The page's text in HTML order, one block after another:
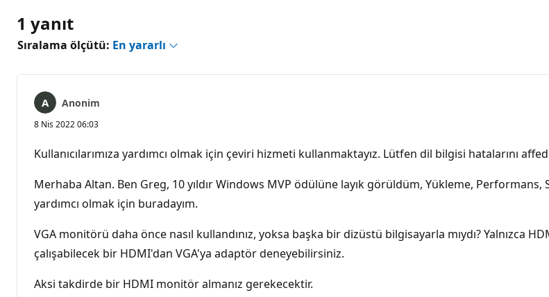
1 yanıt
Sıralama ölçütü: En yararlı
Anonim
8 Nis 2022 06:03
Kullanıcılarımıza yardımcı olmak için çeviri hizmeti kullanmaktayız. Lütfen dil bilgisi hatalarını
Merhaba Altan. Ben Greg, 10 yıldır Windows MVP ödülüne layık görüldüm, Yükleme,
yardımcı olmak için buradayım.
VGA monitörü daha önce nasıl kullandınız, yoksa başka bir dizüstü bilgisayarla mıydı? Yalnızca
çalışabilecek bir HDMI'dan VGA'ya adaptör deneyebilirsiniz.
Aksi takdirde bir HDMI monitör almanız gerekecektir.